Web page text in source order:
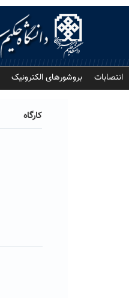
انتصابات بروشورهای الکترونیک
کارگاه